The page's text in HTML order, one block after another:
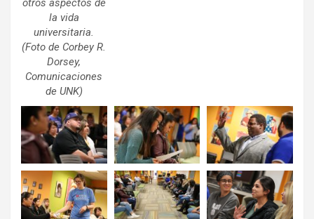
otros aspectos de
la vida
universitaria.
(Foto de Corbey R.
Dorsey,
Comunicaciones
de UNK)